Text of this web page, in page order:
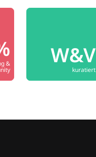
& W&V
kuratiert